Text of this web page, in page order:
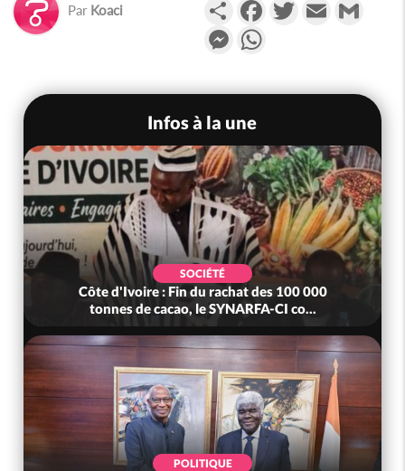
Par Koaci
Messenger
Infos à la une
SOCIÉTÉ
Côte d'Ivoire : Fin du rachat des 100 000
tonnes de cacao, le SYNARFA-CI co...
POLITIQUE